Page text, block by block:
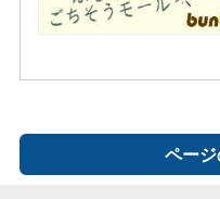
ペー